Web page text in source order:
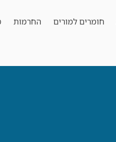
חומרים למורים החרמות